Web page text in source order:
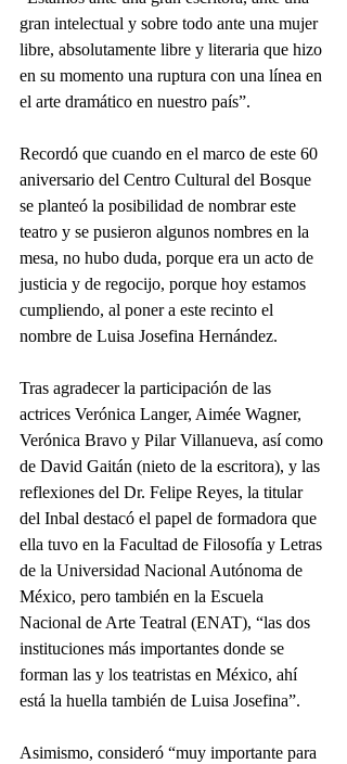
gran intelectual y sobre todo ante una mujer
libre, absolutamente libre y literaria que hizo
en su momento una ruptura con una línea en
el arte dramático en nuestro país”.
Recordó que cuando en el marco de este 60
aniversario del Centro Cultural del Bosque
se planteó la posibilidad de nombrar este
teatro y se pusieron algunos nombres en la
mesa, no hubo duda, porque era un acto de
justicia y de regocijo, porque hoy estamos
cumpliendo, al poner a este recinto el
nombre de Luisa Josefina Hernández.
Tras agradecer la participación de las
actrices Verónica Langer, Aimée Wagner,
Verónica Bravo y Pilar Villanueva, así como
de David Gaitán (nieto de la escritora), y las
reflexiones del Dr. Felipe Reyes, la titular
del Inbal destacó el papel de formadora que
ella tuvo en la Facultad de Filosofía y Letras
de la Universidad Nacional Autónoma de
México, pero también en la Escuela
Nacional de Arte Teatral (ENAT), “las dos
instituciones más importantes donde se
forman las y los teatristas en México, ahí
está la huella también de Luisa Josefina”.
Asimismo, consideró “muy importante para